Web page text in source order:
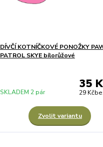
DÍVČÍ KOTNÍČKOVÉ PONOŽKY
PATROL SKYE bílorůžové
35
29 Kč
SKLADEM 2 pár
Zvolit variantu